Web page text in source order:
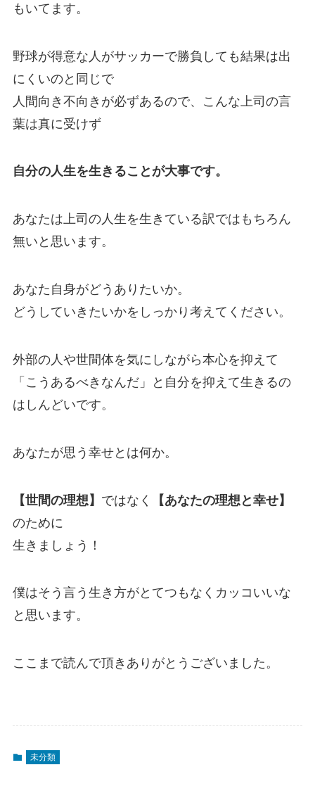
もいてます。
野球が得意な人がサッカーで勝負しても結果は出
にくいのと同じで
人間向き不向きが必ずあるので、こんな上司の言
葉は真に受けず
自分の人生を生きることが大事です。
あなたは上司の人生を生きている訳ではもちろん
無いと思います。
あなた自身がどうありたいか。
どうしていきたいかをしっかり考えてください。
外部の人や世間体を気にしながら本心を抑えて
「こうあるべきなんだ」と自分を抑えて生きるの
はしんどいです。
あなたが思う幸せとは何か。
【世間の理想】 ではなく
【あなたの理想と幸せ】
のために
生きましょう！
僕はそう言う生き方がとてつもなくカッコいいな
と思います。
ここまで読んで頂きありがとうございました。
未分類